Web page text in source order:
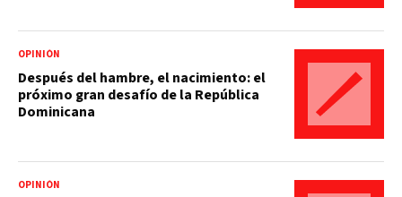
OPINIÓN
Después del hambre, el nacimiento: el
próximo gran desafío de la República
Dominicana
OPINIÓN